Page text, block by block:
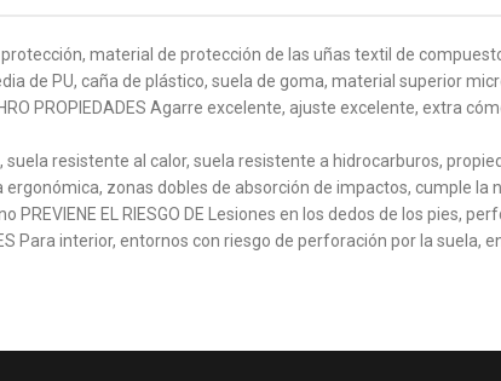
material de protección de las uñas textil de
de PU, caña de plástico, suela de goma, material superior
HRO PROPIEDADES Agarre excelente, ajuste excelente, extra
suela resistente al calor, suela resistente a hidrocarburos,
zonas dobles de absorción de impactos, cumple la
PREVIENE EL RIESGO DE Lesiones en los dedos de los pies,
Para interior, entornos con riesgo de perforación por la suela,